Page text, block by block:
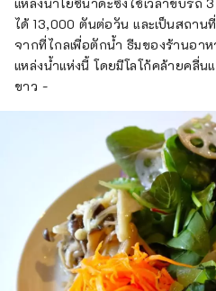
ได้ 13,000 ตันต่อวัน และเป็นสถาน
จากที่ไกลเพื่อตักน้ำ ธีมของร้านอา
แหล่งน้ำแห่งนี้ โดยมีโลโก้คล้ายคลื่
ขาว -